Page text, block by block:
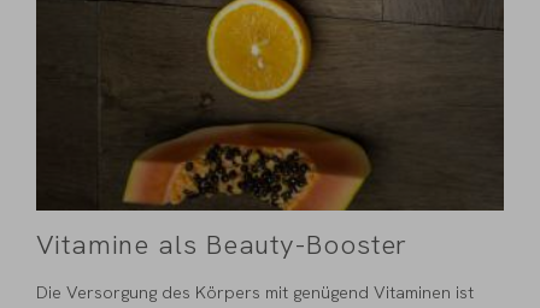
Vitamine als Beauty-Booster
Die Versorgung des Körpers mit genügend Vitaminen ist